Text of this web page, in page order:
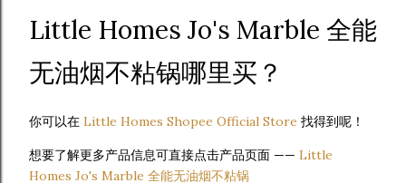
Little Homes Jo's Marble 全能
无油烟不粘锅哪里买？
你可以在 Little Homes Shopee Official Store 找得到呢！
想要了解更多产品信息可直接点击产品页面 —— Little
Homes Jo's Marble 全能无油烟不粘锅